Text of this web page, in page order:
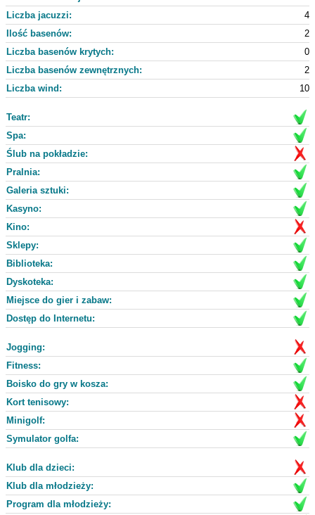
Liczba jacuzzi:
4
Ilość basenów:
2
Liczba basenów krytych:
0
Liczba basenów zewnętrznych:
2
Liczba wind:
10
Teatr:
Spa:
Ślub na pokładzie:
Pralnia:
Galeria sztuki:
Kasyno:
Kino:
Sklepy:
Biblioteka:
Dyskoteka:
Miejsce do gier i zabaw:
Dostęp do Internetu:
Jogging:
Fitness:
Boisko do gry w kosza:
Kort tenisowy:
Minigolf:
Symulator golfa:
Klub dla dzieci:
Klub dla młodzieży:
Program dla młodzieży: